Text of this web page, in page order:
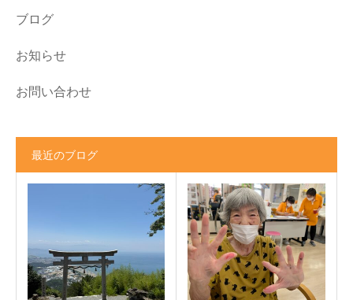
ブログ
お知らせ
お問い合わせ
最近のブログ